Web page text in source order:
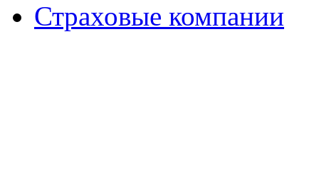
Страховые компании